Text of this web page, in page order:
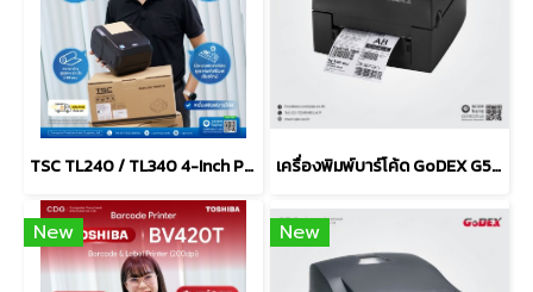
TSC TL240 / TL340 4-Inch Performance Desktop Printers เครื่องพิมพ์บาร์โค้ด GoDEX G500+ Desktop Barcode Printer
New New